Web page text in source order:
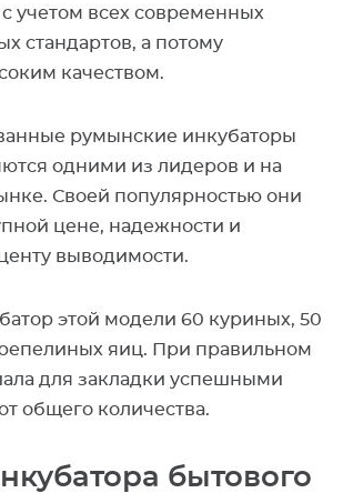
учетом всех современных
стандартов, а потому
качеством.
румынские инкубаторы
одними из лидеров и на
Своей популярностью они
цене, надежности и
выводимости.
этой модели 60 куриных, 50
яиц. При правильном
для закладки успешными
общего количества.
бытового